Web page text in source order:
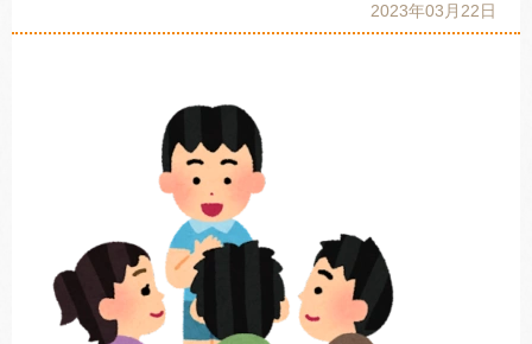
トレキング
2023年03月22日